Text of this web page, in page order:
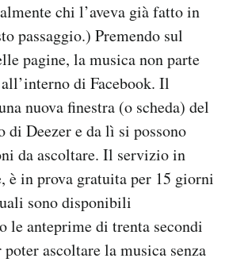
chi l’aveva già fatto in
passaggio.) Premendo sul
pagine, la musica non parte
di Facebook. Il
nuova finestra (o scheda) del
di Deezer e da lì si possono
da ascoltare. Il servizio in
è in prova gratuita per 15 giorni
sono disponibili
le anteprime di trenta secondi
ascoltare la musica senza